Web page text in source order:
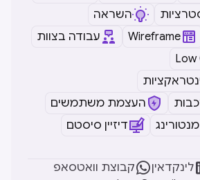
השראה
Wireframe
עבודה בצוות
העצמת משתמשים
מנטורינג
דיזיין סיסטם
לינקדאין קבוצת וואטסאפ